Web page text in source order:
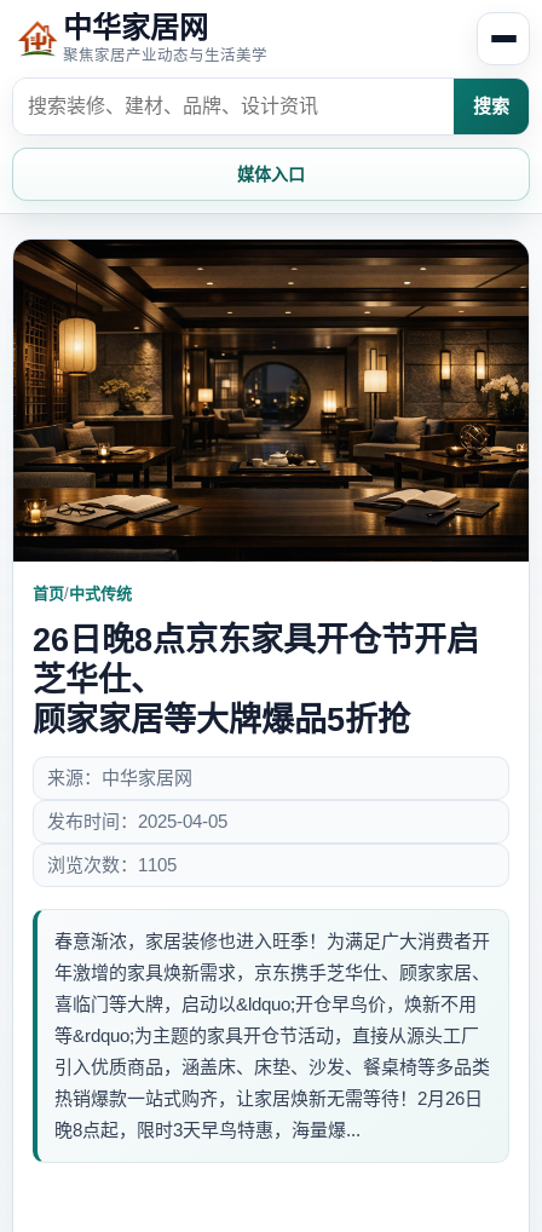
中华家居网
聚焦家居产业动态与生活美学
搜索
媒体入口
首页 家居资讯
家居风水 家居欣赏
时尚饰家 装修设计
家具知识 家居文化
家装攻略 创意家居
首页/中式传统
26日晚8点京东家具开仓节开启
芝华仕、
顾家家居等大牌爆品5折抢
来源：中华家居网
发布时间：2025-04-05
浏览次数：1105
春意渐浓，家居装修也进入旺季！为满足广大消费者开
年激增的家具焕新需求，京东携手芝华仕、顾家家居、
喜临门等大牌，启动以&ldquo;开仓早鸟价，焕新不用
等&rdquo;为主题的家具开仓节活动，直接从源头工厂
引入优质商品，涵盖床、床垫、沙发、餐桌椅等多品类
热销爆款一站式购齐，让家居焕新无需等待！2月26日
晚8点起，限时3天早鸟特惠，海量爆...